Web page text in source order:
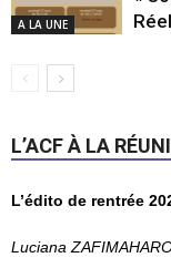
A LA UNE
L’ACF À LA
L’édito de rentrée
Luciana